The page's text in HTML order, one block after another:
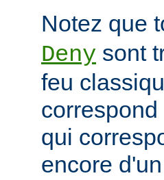
Notez que
Deny sont
feu
qui
encore